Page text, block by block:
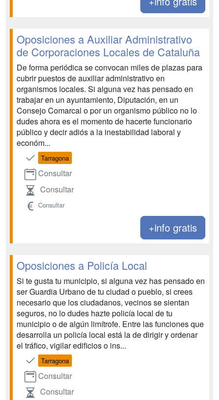
Oposiciones a Auxiliar Administrativo
de Corporaciones Locales de Cataluña
De forma periódica se convocan miles de plazas para
cubrir puestos de auxiliar administrativo en
organismos locales. Si alguna vez has pensado en
trabajar en un ayuntamiento, Diputación, en un
Consejo Comarcal o por un organismo público no lo
dudes ahora es el momento de hacerte funcionario
público y decir adiós a la inestabilidad laboral y
económ...
Tarragona
Consultar
Consultar
Consultar
+info gratis
Oposiciones a Policía Local
Si te gusta tu municipio, si alguna vez has pensado en
ser Guardia Urbano de tu ciudad o pueblo, si crees
necesario que los ciudadanos, vecinos se sientan
seguros, no lo dudes hazte policía local de tu
municipio o de algún limítrofe. Entre las funciones que
desarrolla un policía local está la de dirigir y ordenar
el tráfico, vigilar edificios o ins...
Tarragona
Consultar
Consultar